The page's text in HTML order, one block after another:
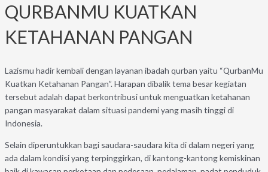
QURBANMU KUATKAN
KETAHANAN PANGAN
Lazismu hadir kembali dengan layanan ibadah qurban yaitu “QurbanMu
Kuatkan Ketahanan Pangan”. Harapan dibalik tema besar kegiatan
tersebut adalah dapat berkontribusi untuk menguatkan ketahanan
pangan masyarakat dalam situasi pandemi yang masih tinggi di
Indonesia.
Selain diperuntukkan bagi saudara-saudara kita di dalam negeri yang
ada dalam kondisi yang terpinggirkan, di kantong-kantong kemiskinan